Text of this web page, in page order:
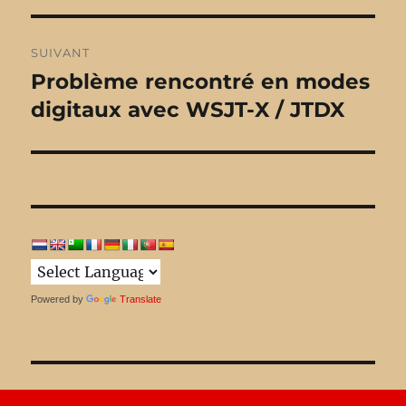
SUIVANT
Publication
suivante :
Problème rencontré en modes
digitaux avec WSJT-X / JTDX
Powered by Translate